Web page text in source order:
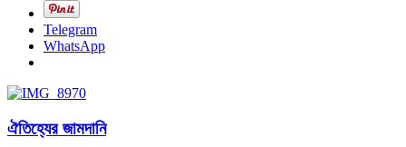
Telegram
WhatsApp
ঐতিহ্যের জামদানি